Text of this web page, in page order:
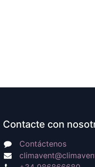
Contacte con
Contáctenos